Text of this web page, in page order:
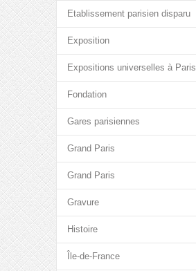
Etablissement parisien disparu
Exposition
Expositions universelles à Paris
Fondation
Gares parisiennes
Grand Paris
Grand Paris
Gravure
Histoire
Île-de-France